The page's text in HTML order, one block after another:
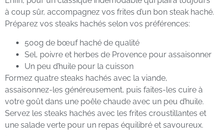
à coup sûr, accompagnez vos frites d’un bon steak haché.
Préparez vos steaks hachés selon vos préférences:
500g de bœuf haché de qualité
Sel, poivre et herbes de Provence pour assaisonner
Un peu d’huile pour la cuisson
Formez quatre steaks hachés avec la viande,
assaisonnez-les généreusement, puis faites-les cuire à
votre goût dans une poêle chaude avec un peu d’huile.
Servez les steaks hachés avec les frites croustillantes et
une salade verte pour un repas équilibré et savoureux.